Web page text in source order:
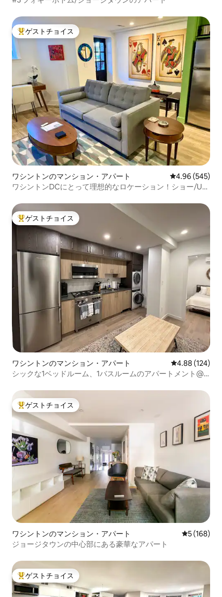
大好評のゲストチョイスです。
ゲストチョイス
ワシントンのマンション・アパート レビュー545
4.96 (545)
ワシントンDCにとって理想的なロケーション！ショー/Uス
大好評のゲストチョイスです。
ゲストチョイス
ワシントンのマンション・アパート レビュー124
4.88 (124)
シックな1ベッドルーム、1バスルームのアパートメント@
大好評のゲストチョイスです。
ゲストチョイス
ワシントンのマンション・アパート レビュー
5 (168)
ジョージタウンの中心部にある豪華なアパート
大好評のゲストチョイスです。
ゲストチョイス